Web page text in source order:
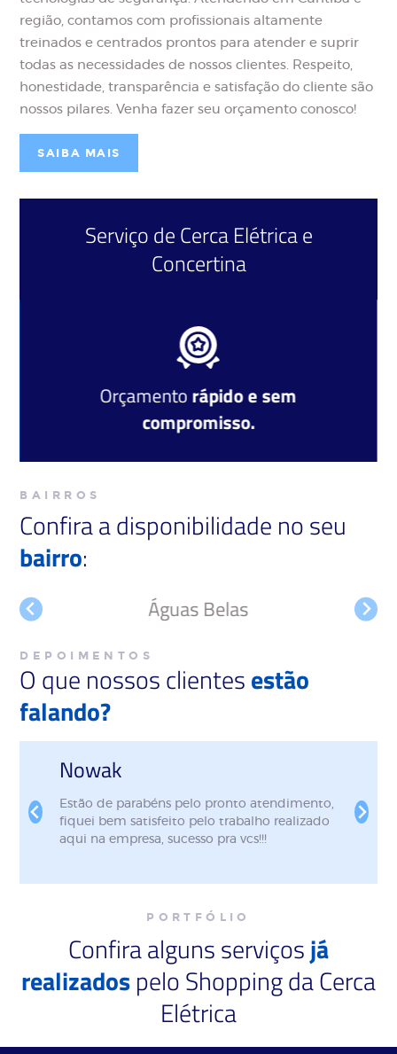
região, contamos com profissionais altamente
treinados e centrados prontos para atender e suprir
todas as necessidades de nossos clientes. Respeito,
honestidade, transparência e satisfação do cliente são
nossos pilares. Venha fazer seu orçamento conosco!
SAIBA MAIS
Serviço deCerca Elétricae
Concertina
Orçamentorápido e sem
compromisso.
BAIRROS
Confira a disponibilidade no seu
bairro:
Águas Belas
DEPOIMENTOS
O que nossos clientesestão
falando?
gabriela
Excelente atendimento! Fui muito bem
recebida desde o primeiro contato. A equipe
foi extremamente atenciosa, educada e
dentro do prazo. É nítido o compromisso
olhos fechados e certamente voltarei sempre
que precisar. Parabéns pelo excelente
trabalho!
PORTFÓLIO
Confira alguns serviçosjá
realizadospelo Shopping da Cerca
Elétrica